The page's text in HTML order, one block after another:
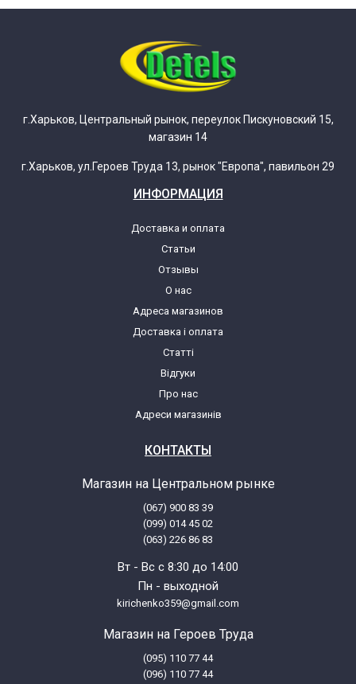
г.Харьков, Центральный рынок, переулок Пискуновский 15,
магазин 14
г.Харьков, ул.Героев Труда 13, рынок "Европа", павильон 29
ИНФОРМАЦИЯ
Доставка и оплата
Статьи
Отзывы
О нас
Адреса магазинов
Доставка і оплата
Статті
Відгуки
Про нас
Адреси магазинів
КОНТАКТЫ
Магазин на Центральном рынке
(067) 900 83 39
(099) 014 45 02
(063) 226 86 83
Вт - Вс с 8:30 до 14:00
Пн - выходной
kirichenko359@gmail.com
Магазин на Героев Труда
(095) 110 77 44
(096) 110 77 44